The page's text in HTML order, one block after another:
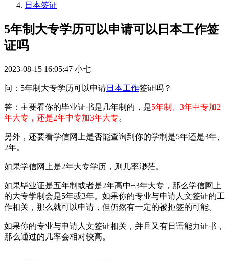
日本签证
5年制大专学历可以申请可以日本工作签
证吗
2023-08-15 16:05:47 小七
问：5年制大专学历可以申请日本工作签证吗？
答：主要看你的毕业证书是几年制的，是5年制、3年中专加2
年大专，还是2年中专加3年大专。
另外，还要看学信网上是否能查询到你的学制是5年还是3年、
2年。
如果学信网上是2年大专学历，则几率渺茫。
如果毕业证是五年制或者是2年高中+3年大专，那么学信网上
的大专学制会是5年或3年。如果你的专业与申请人文签证的工
作相关，那么就可以申请，但仍然有一定的被拒签的可能。
如果你的专业与申请人文签证相关，并且又有日语能力证书，
那么通过的几率会相对较高。